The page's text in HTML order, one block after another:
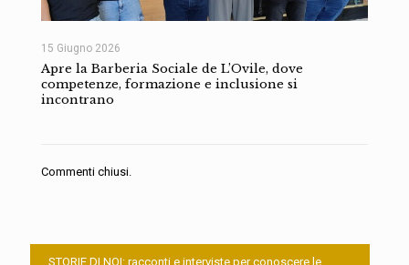
15 Giugno 2026
Apre la Barberia Sociale de L’Ovile, dove
competenze, formazione e inclusione si
incontrano
Commenti chiusi.
STORIE DI NOI: racconti e interviste per conoscere le